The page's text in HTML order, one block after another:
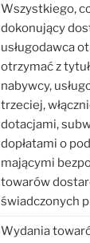
Wszystkiego,
dokonujący
usługodawca
otrzymać z
nabywcy,
trzeciej,
dotacjami,
dopłatami o
mającymi
towarów
świadczonych
Wydania